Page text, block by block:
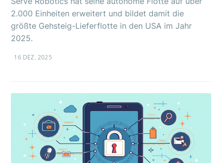
2.000 Einheiten erweitert und bildet damit die
größte Gehsteig-Lieferflotte in den USA im Jahr
2025.
16 DEZ. 2025